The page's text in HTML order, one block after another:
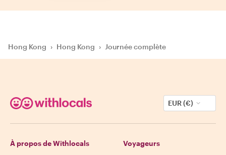
Hong Kong › Hong Kong › Journée complète
EUR (€)
À propos de Withlocals Voyageurs